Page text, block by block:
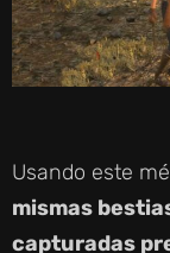
Usando este
mismas
capturadas